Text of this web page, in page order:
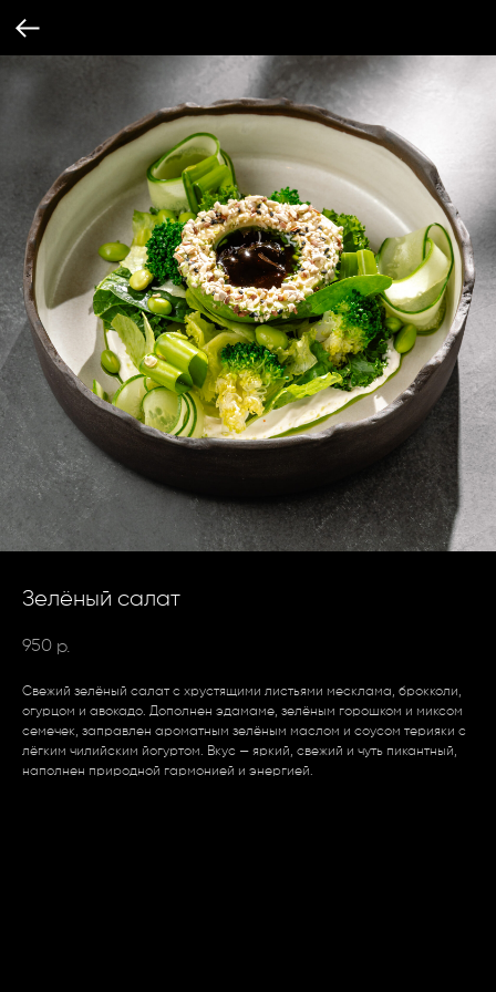
Зелёный салат
950 р.
Свежий зелёный салат с хрустящими листьями месклама, брокколи,
огурцом и авокадо. Дополнен эдамаме, зелёным горошком и миксом
семечек, заправлен ароматным зелёным маслом и соусом терияки с
лёгким чилийским йогуртом. Вкус — яркий, свежий и чуть пикантный,
наполнен природной гармонией и энергией.